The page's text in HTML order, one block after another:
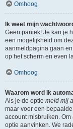
Omhoog
Ik weet mijn
Geen paniek! Je kan je
een mogelijkheid om
aanmeldpagina gaan
op het scherm en even
Omhoog
Waarom word ik
Als je de optie meld mij
maar voor een
account misbruiken.
optie aanvinken. We